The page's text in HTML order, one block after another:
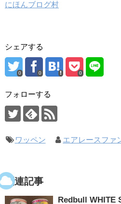
にほんブログ村
シェアする
0 0 0
フォローする
ワッペン エアレースファ
関連記事
Redbull WHITE